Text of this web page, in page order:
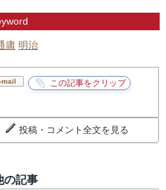
庸 明治
mail
投稿・コメント全文を見る
の記事